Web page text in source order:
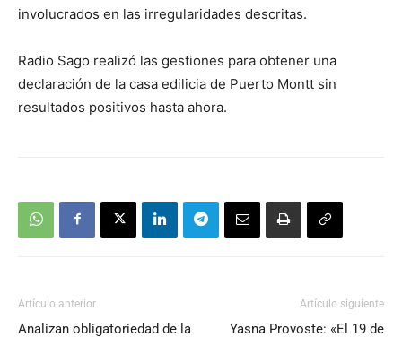
involucrados en las irregularidades descritas.
Radio Sago realizó las gestiones para obtener una
declaración de la casa edilicia de Puerto Montt sin
resultados positivos hasta ahora.
Artículo anterior
Analizan obligatoriedad de la
Artículo siguiente
Yasna Provoste: «El 19 de